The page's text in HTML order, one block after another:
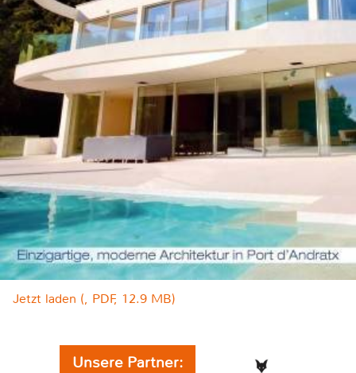
Jetzt laden (, PDF, 12.9 MB)
Unsere Partner: